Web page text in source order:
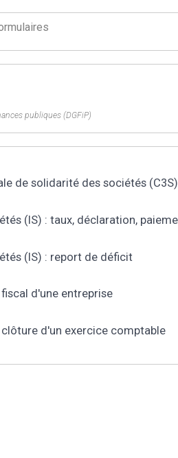
publiques (DGFiP)
de solidarité des sociétés (C3S)
(IS) : taux, déclaration,
(IS) : report de déficit
d'une entreprise
d'un exercice comptable